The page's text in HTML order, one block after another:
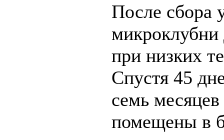
После сбора
при низких
Спустя 45
семь
помещены в